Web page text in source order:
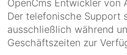
OpenCms Entwickler von
Der telefonische Support
ausschließlich während
Geschäftszeiten zur